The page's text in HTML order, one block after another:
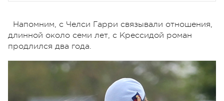
Напомним, с Челси Гарри связывали отношения,
длинной около семи лет, с Крессидой роман
продлился два года.